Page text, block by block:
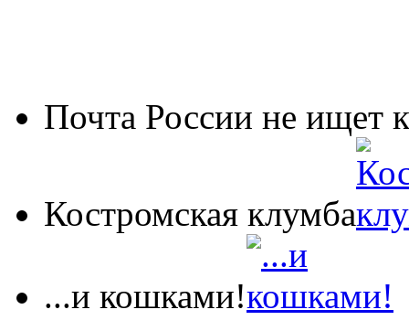
Почта России не ищет
Костромская клумба
...и кошками!